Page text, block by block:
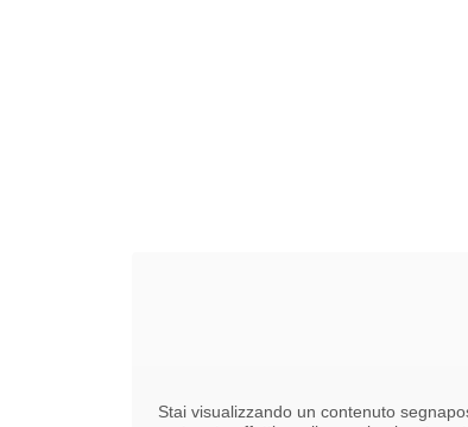
Stai visualizzando un contenuto